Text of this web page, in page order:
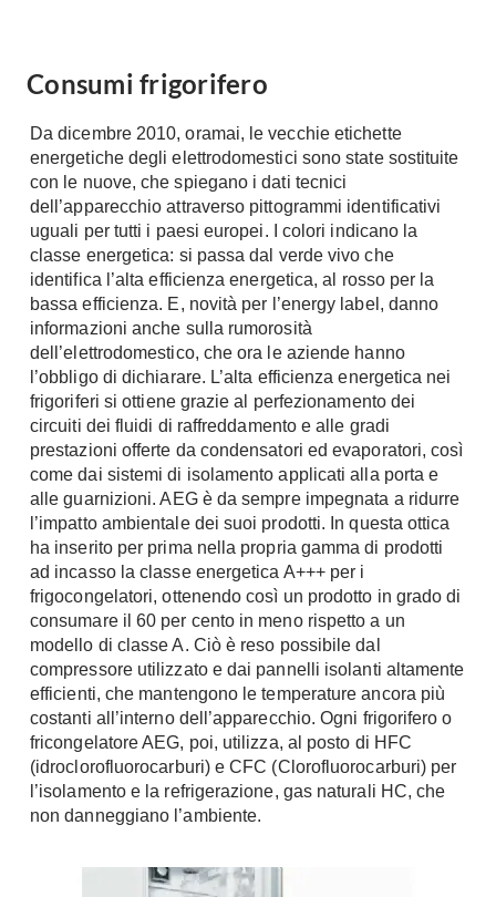
Cabine Armadio
Armadi su misura
Armadi Angolo
I consigli sugli armadi
Camerette
Camerette Ragazzi
Camerette Bambini
Letti a Castello
Per Neonati
Lettini
Materassi
Lattice
Memory Foam
Reti Letto
Cuscini
Consigli materassi
Bagno
Arredo Bagno
Sanitari
Cabine Doccia
Idromassaggio
Accessori Bagno
Vasche da Bagno
Maniglie
Finestre
Finestre Pvc
Finestre Alluminio
Finestre Legno
Scale
A Chiocciola
Scale Interni
Ringhiere
Rivestimenti
Ceramica
Cotto
Resina
Parquet
Gres
Laminato
Moquette
Carta da parati
Consumi frigorifero
Da dicembre 2010, oramai, le vecchie etichette
energetiche degli elettrodomestici sono state sostituite
con le nuove, che spiegano i dati tecnici
dell’apparecchio attraverso pittogrammi identificativi
uguali per tutti i paesi europei. I colori indicano la
classe energetica: si passa dal verde vivo che
identifica l’alta efficienza energetica, al rosso per la
bassa efficienza. E, novità per l’energy label, danno
informazioni anche sulla rumorosità
dell’elettrodomestico, che ora le aziende hanno
l’obbligo di dichiarare. L’alta efficienza energetica nei
frigoriferi si ottiene grazie al perfezionamento dei
circuiti dei fluidi di raffreddamento e alle gradi
prestazioni offerte da condensatori ed evaporatori, così
come dai sistemi di isolamento applicati alla porta e
alle guarnizioni. AEG è da sempre impegnata a ridurre
l’impatto ambientale dei suoi prodotti. In questa ottica
ha inserito per prima nella propria gamma di prodotti
ad incasso la classe energetica A+++ per i
frigocongelatori, ottenendo così un prodotto in grado di
consumare il 60 per cento in meno rispetto a un
modello di classe A. Ciò è reso possibile dal
compressore utilizzato e dai pannelli isolanti altamente
efficienti, che mantengono le temperature ancora più
costanti all’interno dell’apparecchio. Ogni frigorifero o
fricongelatore AEG, poi, utilizza, al posto di HFC
(idroclorofluorocarburi) e CFC (Clorofluorocarburi) per
l’isolamento e la refrigerazione, gas naturali HC, che
non danneggiano l’ambiente.